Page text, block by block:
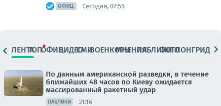
ОФИЦ. Сегодня, 07:55
ЛЕНТАТОПОФИЦ.ВИДЕОСМИВОЕНКОРЫМНЕНИЯПАБЛИКИ
ФОТОЛОНГРИДЫ
По данным американской разведки, в течение
ближайших 48 часов по Киеву ожидается
массированный ракетный удар
ПАБЛИКИ 21:16